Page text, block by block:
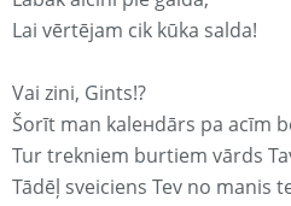
Lai vērtējam cik kūka salda!
Vai zini, Gints!?
Šorīt man kaleнdārs pa acīm
Tur trekniem burtiem vārds
Tādēļ sveiciens Tev no manis